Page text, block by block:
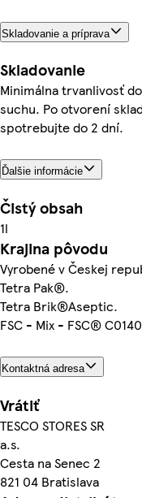
Skladovanie a príprava
Skladovanie
Minimálna trvanlivosť
suchu. Po otvorení
spotrebujte do 2 dní.
Ďalšie informácie
Čistý obsah
1l
Krajina pôvodu
Vyrobené v Českej
Tetra Pak®.
Tetra Brik®Aseptic.
FSC - Mix - FSC®
Kontaktná adresa
Vrátiť
TESCO STORES SR
a.s.
Cesta na Senec 2
821 04 Bratislava